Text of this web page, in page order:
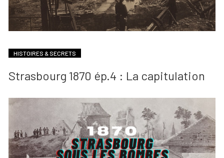
HISTOIRES & SECRETS
Strasbourg 1870 ép.4 : La capitulation